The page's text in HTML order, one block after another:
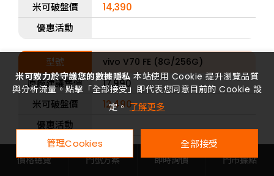
米可破盤價
14,390
優惠活動
型號 vivo V70 FE (8G/256G)
原廠建議售價
17,990
米可破盤價
12,490
優惠活動
型號 vivo V70 FE (12G/256G)
價格總覽 門號方案 即時詢價 門市據點
米可致力於守護您的數據隱私 本站使用 Cookie 提升瀏覽品質
與分析流量。點擊「全部接受」即代表您同意目前的 Cookie 設
定。了解更多
管理Cookies 全部接受